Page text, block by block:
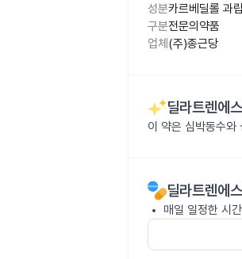
성분카르베딜롤 과
구분전문의약품
업체 (주)종근당
딜라트렌에
이 약은 심박동수와
딜라트렌에
매일 일정한 시